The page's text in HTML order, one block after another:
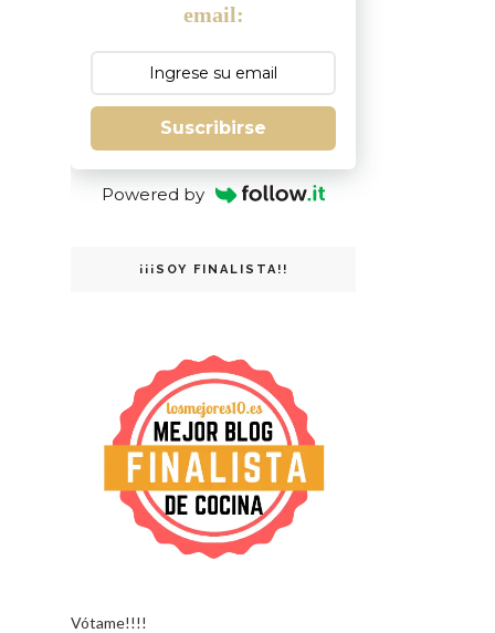
email:
Suscribirse
Powered by
¡¡¡SOY FINALISTA!!
Vótame!!!!